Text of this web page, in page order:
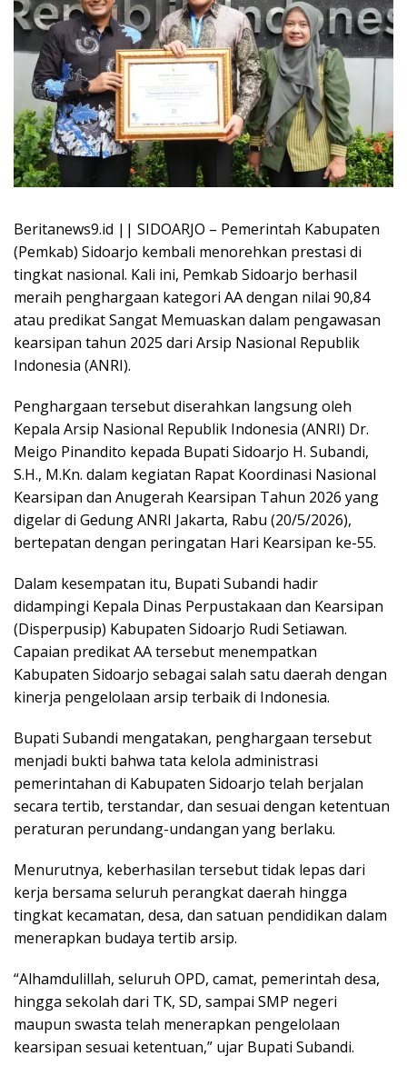
Beritanews9.id || SIDOARJO – Pemerintah Kabupaten
(Pemkab) Sidoarjo kembali menorehkan prestasi di
tingkat nasional. Kali ini, Pemkab Sidoarjo berhasil
meraih penghargaan kategori AA dengan nilai 90,84
atau predikat Sangat Memuaskan dalam pengawasan
kearsipan tahun 2025 dari Arsip Nasional Republik
Indonesia (ANRI).
Penghargaan tersebut diserahkan langsung oleh
Kepala Arsip Nasional Republik Indonesia (ANRI) Dr.
Meigo Pinandito kepada Bupati Sidoarjo H. Subandi,
S.H., M.Kn. dalam kegiatan Rapat Koordinasi Nasional
Kearsipan dan Anugerah Kearsipan Tahun 2026 yang
digelar di Gedung ANRI Jakarta, Rabu (20/5/2026),
bertepatan dengan peringatan Hari Kearsipan ke-55.
Dalam kesempatan itu, Bupati Subandi hadir
didampingi Kepala Dinas Perpustakaan dan Kearsipan
(Disperpusip) Kabupaten Sidoarjo Rudi Setiawan.
Capaian predikat AA tersebut menempatkan
Kabupaten Sidoarjo sebagai salah satu daerah dengan
kinerja pengelolaan arsip terbaik di Indonesia.
Bupati Subandi mengatakan, penghargaan tersebut
menjadi bukti bahwa tata kelola administrasi
pemerintahan di Kabupaten Sidoarjo telah berjalan
secara tertib, terstandar, dan sesuai dengan ketentuan
peraturan perundang-undangan yang berlaku.
Menurutnya, keberhasilan tersebut tidak lepas dari
kerja bersama seluruh perangkat daerah hingga
tingkat kecamatan, desa, dan satuan pendidikan dalam
menerapkan budaya tertib arsip.
“Alhamdulillah, seluruh OPD, camat, pemerintah desa,
hingga sekolah dari TK, SD, sampai SMP negeri
maupun swasta telah menerapkan pengelolaan
kearsipan sesuai ketentuan,” ujar Bupati Subandi.